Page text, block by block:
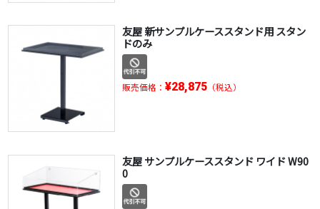
友屋 新サンプルケーススタンド用 スタン
ドのみ
販売価格： ¥28,875（税込）
友屋 サンプルケーススタンド ワイド W90
0